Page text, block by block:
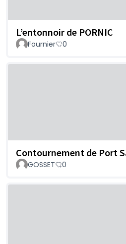
L’entonnoir de PORNIC
Fournier 0
Contournement de Port
GOSSET 0